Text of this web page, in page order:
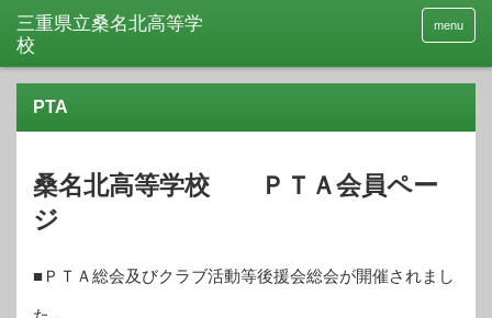
menu
PTA
桑名北高等学校 ＰＴＡ会員ペー
ジ
■ＰＴＡ総会及びクラブ活動等後援会総会が開催されまし